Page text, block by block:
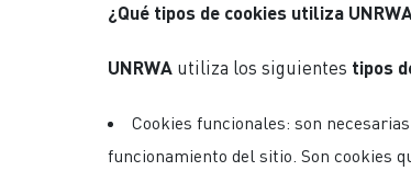
¿Qué tipos de cookies utiliza
UNRWA utiliza los siguientes tipos
Cookies funcionales: son
funcionamiento del sitio. Son cookies